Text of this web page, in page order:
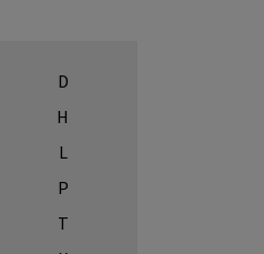
D
H
L
P
T